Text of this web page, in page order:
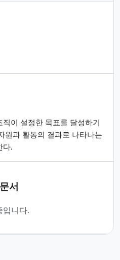
직이 설정한 목표를 달성하기
원과 활동의 결과로 나타나는
다.
서
입니다.